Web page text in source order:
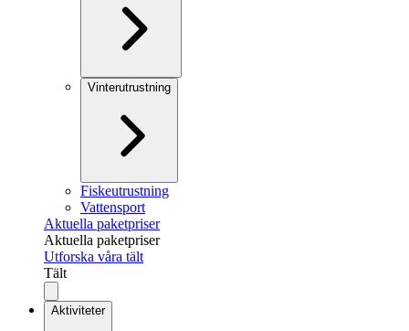
Vinterutrustning
Fiskeutrustning
Vattensport
Aktuella paketpriser
Aktuella paketpriser
Utforska våra tält
Tält
Aktiviteter